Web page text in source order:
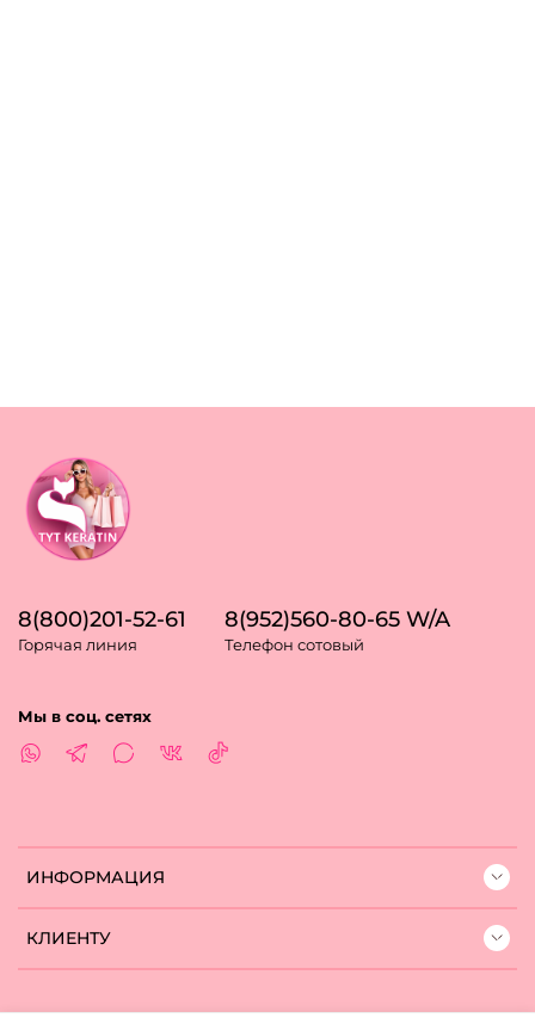
ИНФОРМАЦИЯ
КЛИЕНТУ
8(800)201-52-61
Горячая линия
8(952)560-80-65 W/A
Телефон сотовый
Мы в соц. сетях